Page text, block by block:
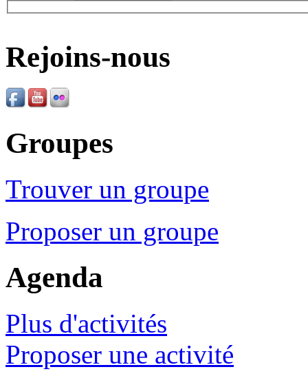
Rejoins-nous
Groupes
Trouver un groupe
Proposer un groupe
Agenda
Plus d'activités
Proposer une activité